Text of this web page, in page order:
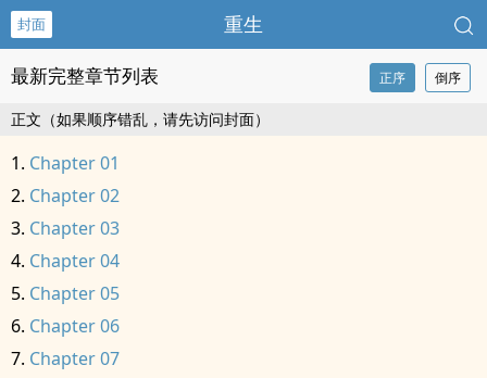
封面 重生
最新完整章节列表 正序 倒序
正文（如果顺序错乱，请先访问封面）
Chapter 01
Chapter 02
Chapter 03
Chapter 04
Chapter 05
Chapter 06
Chapter 07